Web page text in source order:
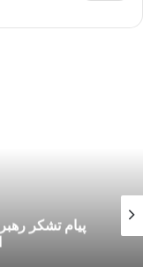
پیام تشکر